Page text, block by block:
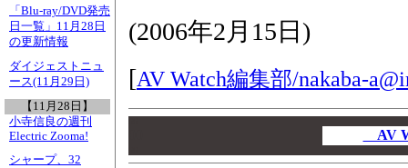
「Blu-ray/DVD発売
日一覧」11月28日
の更新情報
ダイジェストニュ
ース(11月29日)
【11月28日】
小寺信良の週刊
Electric Zooma!
シャープ、32
(2006年2月15日 )
[AV Watch編集部/nakaba-
AV